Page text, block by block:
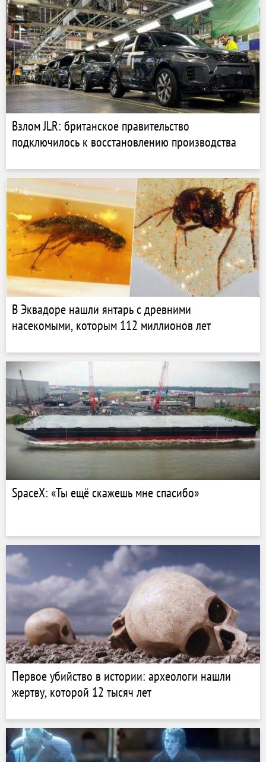
Взлом JLR: британское правительство
подключилось к восстановлению производства
В Эквадоре нашли янтарь с древними
насекомыми, которым 112 миллионов лет
SpaceX: «Ты ещё скажешь мне спасибо»
Первое убийство в истории: археологи нашли
жертву, которой 12 тысяч лет